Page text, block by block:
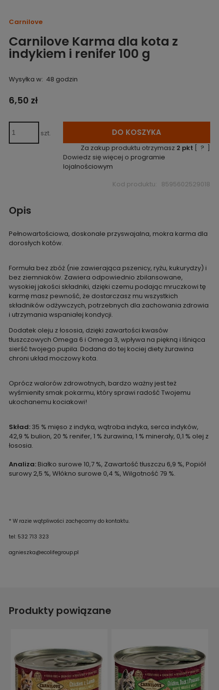
Carnilove
Carnilove Karma dla kota z
indykiem i renifer 100 g
Wysyłka w: 48 godzin
6,50 zł
szt. DO KOSZYKA
Za zakup produktu otrzymasz 2 pkt [ ? ]
Dowiedz się więcej o programie
lojalnościowym
Kod produktu: 8595602529018
Opis
Pełnowartościowa, doskonale przyswajalna, mokra karma dla
dorosłych kotów.
Formuła bez zbóż (nie zawierająca pszenicy, ryżu, kukurydzy) i
bez ziemniaków. Zawiera odpowiednio zbilansowane,
wysokiej jakości składniki, dzięki czemu podając mruczkowi tę
karmę masz pewność, że dostarczasz mu wszystkich
składników odżywczych, potrzebnych dla zachowania zdrowia
i utrzymania wspaniałej kondycji.
Dodatek oleju z łososia, dzięki zawartości kwasów
tłuszczowych Omega 6 i Omega 3, wpływa na piękną i lśniąca
sierść twojego pupila. Dodana do tej kociej diety żurawina
chroni układ moczowy kota.
Oprócz walorów zdrowotnych, bardzo ważny jest też
wyśmienity smak pokarmu, który sprawi radość Twojemu
ukochanemu kociakowi!
Skład:35 % mięso z indyka, wątroba indyka, serca indyków,
42,9 % bulion, 20 % renifer, 1 % żurawina, 1 % minerały, 0,1 % olej z
łososia.
Analiza:Białko surowe 10,7 %, Zawartość tłuszczu 6,9 %, Popiół
surowy 2,5 %, Włókno surowe 0,4 %, Wilgotność 79 %.
* W razie wątpliwości zachęcamy do kontaktu.
tel: 532 713 323
agnieszka@ecolifegroup.pl
Produkty powiązane